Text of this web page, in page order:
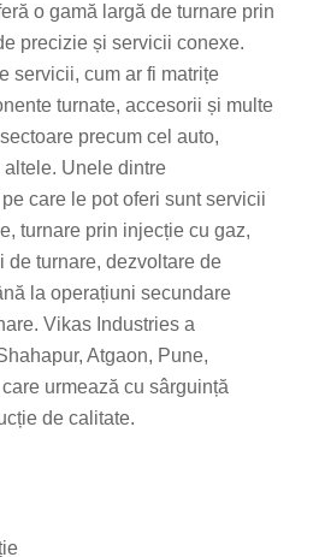
o gamă largă de turnare prin
precizie și servicii conexe.
servicii, cum ar fi matrițe
turnate, accesorii și multe
precum cel auto,
Unele dintre
care le pot oferi sunt servicii
turnare prin injecție cu gaz,
de turnare, dezvoltare de
la operațiuni secundare
Vikas Industries a
Atgaon, Pune,
urmează cu sârguință
de calitate.